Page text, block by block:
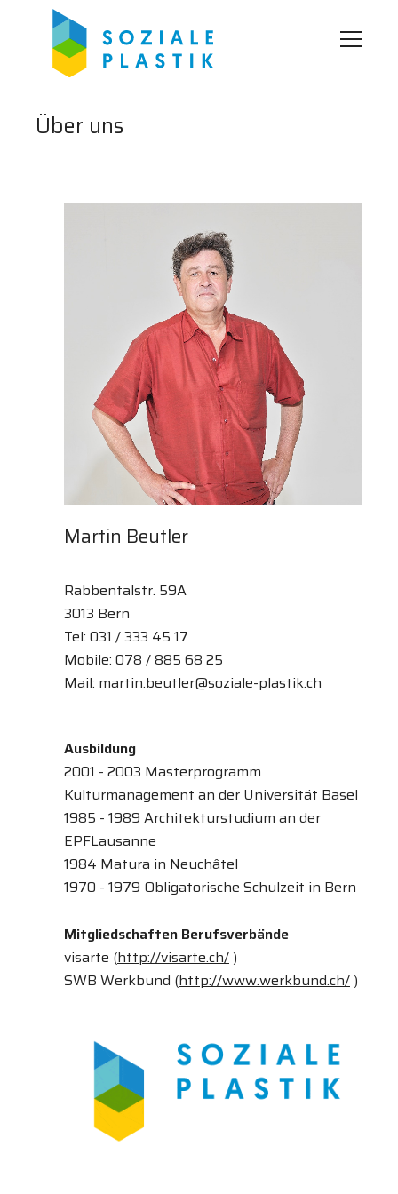
Über uns
Martin Beutler
Rabbentalstr. 59A
3013 Bern
Tel: 031 / 333 45 17
Mobile: 078 / 885 68 25
Mail: martin.beutler@soziale-plastik.ch
Ausbildung
2001 - 2003 Masterprogramm
Kulturmanagement an der Universität Basel
1985 - 1989 Architekturstudium an der
EPFLausanne
1984 Matura in Neuchâtel
1970 - 1979 Obligatorische Schulzeit in Bern
Mitgliedschaften Berufsverbände
visarte (http://visarte.ch/ )
SWB Werkbund (http://www.werkbund.ch/ )